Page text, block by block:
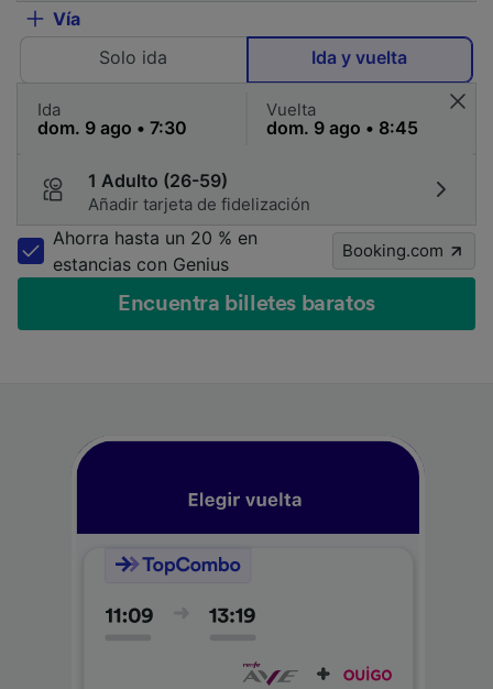
Vía
Solo ida
Ida y vuelta
Ida Vuelta
1 Adulto (26-59)
Añadir tarjeta de fidelización
Ahorra hasta un 20 % en
estancias con Genius
Booking.com
Encuentra billetes baratos